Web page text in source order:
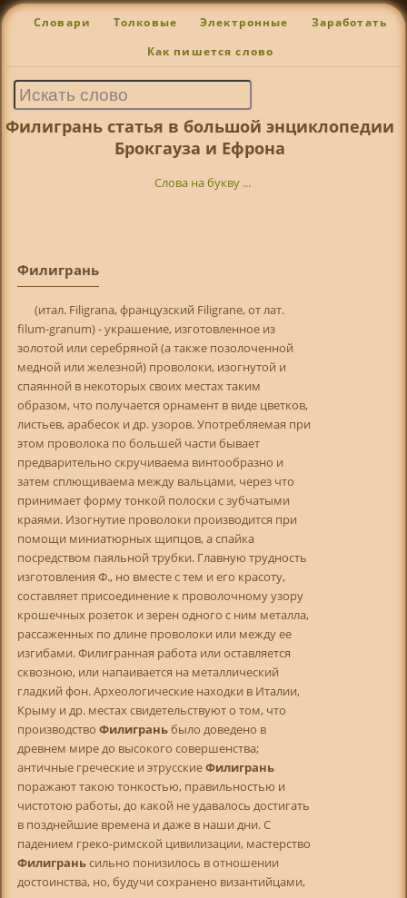
Словари Толковые Электронные Заработать
Как пишется слово
Филигрань статья в большой энциклопедии
Брокгауза и Ефрона
Слова на букву ...
Филигрань
(итал. Filigrana, французский Filigrane, от лат.
filum-granum) - украшение, изготовленное из
золотой или серебряной (а также позолоченной
медной или железной) проволоки, изогнутой и
спаянной в некоторых своих местах таким
образом, что получается орнамент в виде цветков,
листьев, арабесок и др. узоров. Употребляемая при
этом проволока по большей части бывает
предварительно скручиваема винтообразно и
затем сплющиваема между вальцами, через что
принимает форму тонкой полоски с зубчатыми
краями. Изогнутие проволоки производится при
помощи миниатюрных щипцов, а спайка
посредством паяльной трубки. Главную трудность
изготовления Ф., но вместе с тем и его красоту,
составляет присоединение к проволочному узору
крошечных розеток и зерен одного с ним металла,
рассаженных по длине проволоки или между ее
изгибами. Филигранная работа или оставляется
сквозною, или напаивается на металлический
гладкий фон. Археологические находки в Италии,
Крыму и др. местах свидетельствуют о том, что
производство Филиграньбыло доведено в
древнем мире до высокого совершенства;
античные греческие и этрусскиеФилигрань
поражают такою тонкостью, правильностью и
чистотою работы, до какой не удавалось достигать
в позднейшие времена и даже в наши дни. С
падением греко-римской цивилизации, мастерство
Филиграньсильно понизилось в отношении
достоинства, но, будучи сохранено византийцами,